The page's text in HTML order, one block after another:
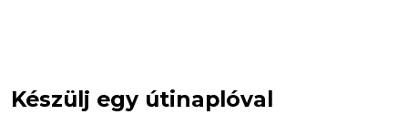
Készülj egy útinaplóval